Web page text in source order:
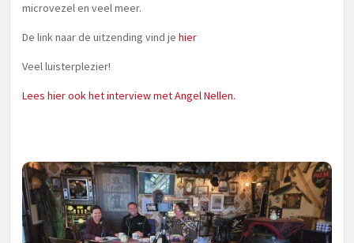
microvezel en veel meer.
De link naar de uitzending vind je hier
Veel luisterplezier!
Lees hier ook het interview met Angel Nellen.